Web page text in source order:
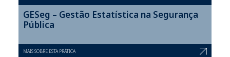
GESeg – Gestão Estatística na Segurança
Pública
MAIS SOBRE ESTA PRÁTICA